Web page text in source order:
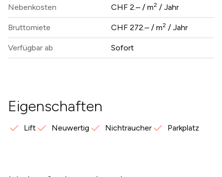
Nebenkosten CHF 2.– / m2 / Jahr
Bruttomiete CHF 272.– / m2 / Jahr
Verfügbar ab Sofort
Eigenschaften
Lift Neuwertig Nichtraucher Parkplatz